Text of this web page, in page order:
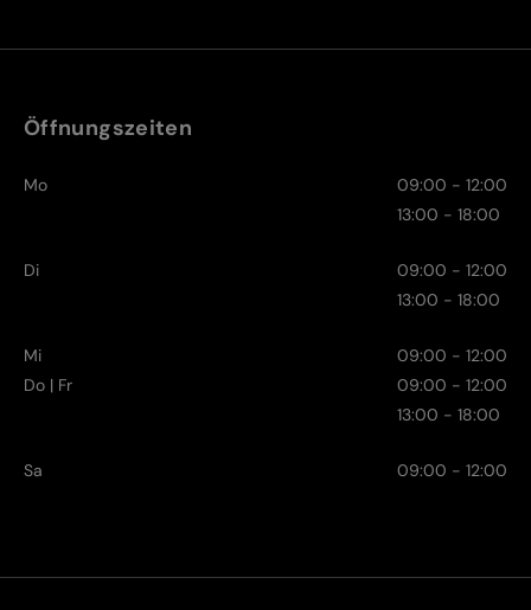
Öffnungszeiten
Mo
09:00 - 12:00
13:00 - 18:00
Di
09:00 - 12:00
13:00 - 18:00
Mi
09:00 - 12:00
Do | Fr
09:00 - 12:00
13:00 - 18:00
Sa 09:00 - 12:00